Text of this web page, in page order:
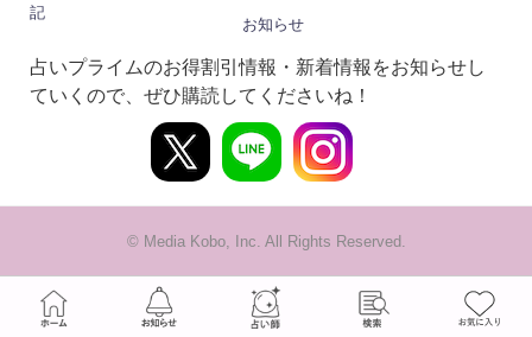
記
お知らせ
占いプライムのお得割引情報・新着情報をお知らせし
ていくので、ぜひ購読してくださいね！
© Media Kobo, Inc. All Rights Reserved.